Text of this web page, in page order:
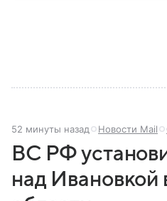
52 минуты назад Новости Mail
ВС РФ
над Ивановкой